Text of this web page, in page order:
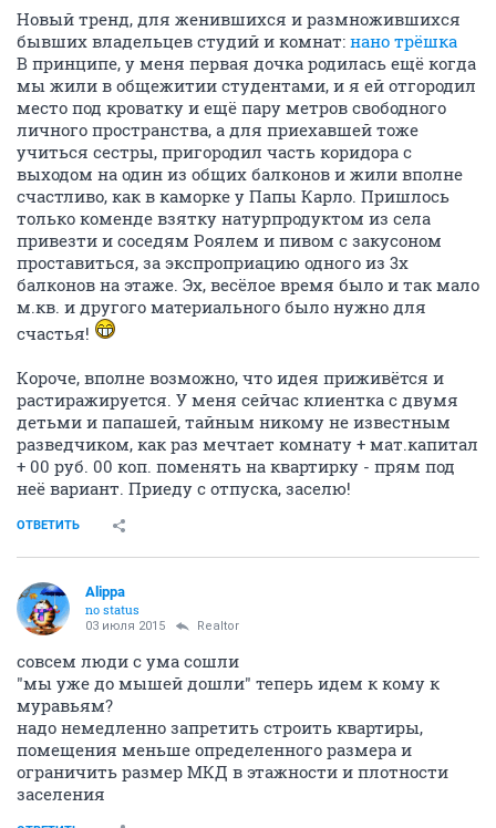
Новый тренд, для женившихся и размножившихся
бывших владельцев студий и комнат: нано трёшка
В принципе, у меня первая дочка родилась ещё когда
мы жили в общежитии студентами, и я ей отгородил
место под кроватку и ещё пару метров свободного
личного пространства, а для приехавшей тоже
учиться сестры, пригородил часть коридора с
выходом на один из общих балконов и жили вполне
счастливо, как в каморке у Папы Карло. Пришлось
только коменде взятку натурпродуктом из села
привезти и соседям Роялем и пивом с закусоном
проставиться, за экспроприацию одного из 3х
балконов на этаже. Эх, весёлое время было и так мало
м.кв. и другого материального было нужно для
счастья!
Короче, вполне возможно, что идея приживётся и
растиражируется. У меня сейчас клиентка с двумя
детьми и папашей, тайным никому не известным
разведчиком, как раз мечтает комнату + мат.капитал
+ 00 руб. 00 коп. поменять на квартирку - прям под
неё вариант. Приеду с отпуска, заселю!
ОТВЕТИТЬ
Alippa
no status
03 июля 2015 Realtor
совсем люди с ума сошли
"мы уже до мышей дошли" теперь идем к кому к
муравьям?
надо немедленно запретить строить квартиры,
помещения меньше определенного размера и
ограничить размер МКД в этажности и плотности
заселения